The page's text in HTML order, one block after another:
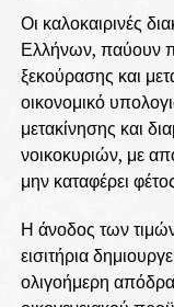
Οι καλοκαιρινές
Ελλήνων, παύουν
ξεκούρασης και
οικονομικό
μετακίνησης και
νοικοκυριών, με
μην καταφέρει
Η άνοδος των
εισιτήρια
ολιγοήμερη